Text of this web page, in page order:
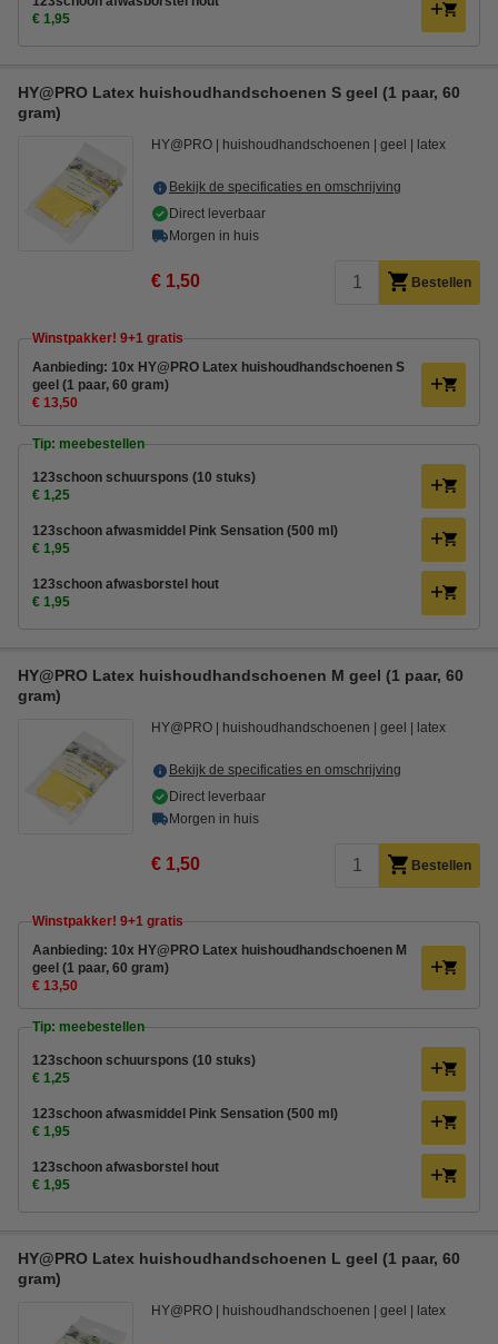
€ 1,95
HY@PRO Latex huishoudhandschoenen S geel (1 paar, 60
gram)
HY@PRO huishoudhandschoenen geel latex
Bekijk de specificaties en omschrijving
Direct leverbaar
Morgen in huis
€ 1,50 Bestellen
Winstpakker! 9+1 gratis
Aanbieding: 10x HY@PRO Latex huishoudhandschoenen S
geel (1 paar, 60 gram)
€ 13,50
Tip: meebestellen
123schoon schuurspons (10 stuks)
€ 1,25
123schoon afwasmiddel Pink Sensation (500 ml)
€ 1,95
123schoon afwasborstel hout
€ 1,95
HY@PRO Latex huishoudhandschoenen M geel (1 paar, 60
gram)
HY@PRO huishoudhandschoenen geel latex
Bekijk de specificaties en omschrijving
Direct leverbaar
Morgen in huis
€ 1,50 Bestellen
Winstpakker! 9+1 gratis
Aanbieding: 10x HY@PRO Latex huishoudhandschoenen M
geel (1 paar, 60 gram)
€ 13,50
Tip: meebestellen
123schoon schuurspons (10 stuks)
€ 1,25
123schoon afwasmiddel Pink Sensation (500 ml)
€ 1,95
123schoon afwasborstel hout
€ 1,95
HY@PRO Latex huishoudhandschoenen L geel (1 paar, 60
gram)
HY@PRO huishoudhandschoenen geel latex